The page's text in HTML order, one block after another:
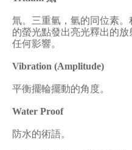
氚。三重氫，氫的同位素
的螢光點發出亮光釋出的
任何影響。
Vibration (Amplitude)
平衡擺輪擺動的角度。
Water Proof
防水的術語。